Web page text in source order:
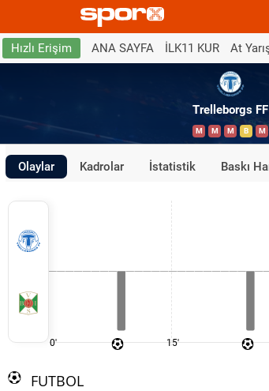
Hızlı Erişim ANA SAYFA İLK11 KUR At
Trelleborgs FF
M M M B M
Olaylar Kadrolar İstatistik Baskı
0' 15'
FUTBOL